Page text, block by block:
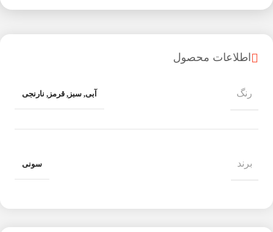
اطلاعات محصول
رنگ آبی, سبز , قرمز , نارنجی
برند سونی